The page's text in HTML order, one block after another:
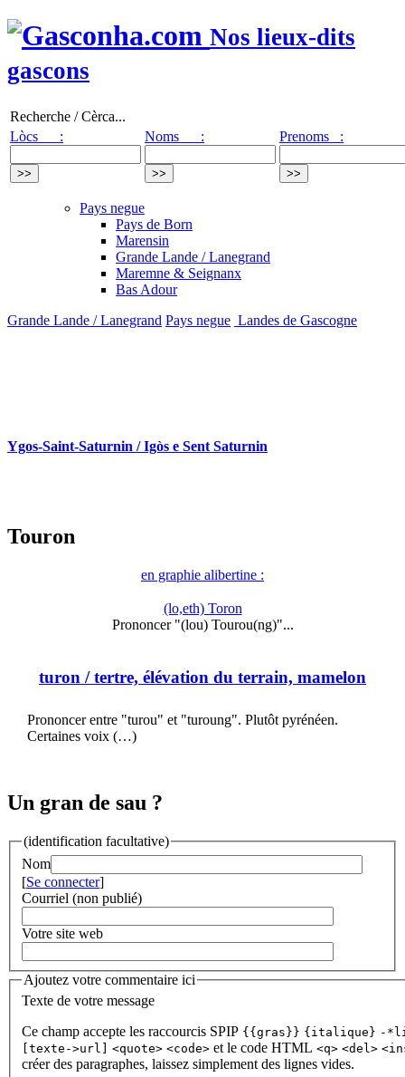
Nos lieux-dits
gascons
Recherche / Cèrca...
Lòcs :
Noms : Prenoms :
Pays negue
Pays de Born
Marensin
Grande Lande / Lanegrand
Maremne & Seignanx
Bas Adour
Grande Lande / Lanegrand Pays negue Landes de Gascogne
Ygos-Saint-Saturnin / Igòs e Sent Saturnin
Touron
en graphie alibertine :
(lo,eth) Toron
Prononcer "(lou) Tourou(ng)"...
turon / tertre, élévation du terrain, mamelon
Prononcer entre "turou" et "turoung". Plutôt pyrénéen.
Certaines voix (…)
Un gran de sau ?
(identification facultative)
Nom
[Se connecter]
Courriel (non publié)
Votre site web
Ajoutez votre commentaire ici
Texte de votre message
Ce champ accepte les raccourcis SPIP {{gras}} {italique} -
[texte->url]
<quote> <code> et le code HTML <q> <del>
créer des paragraphes, laissez simplement des lignes vides.